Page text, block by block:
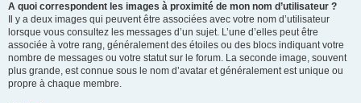
A quoi correspondent les images à proximité de mon nom d’utilisateur ?
Il y a deux images qui peuvent être associées avec votre nom d’utilisateur
lorsque vous consultez les messages d’un sujet. L’une d’elles peut être
associée à votre rang, généralement des étoiles ou des blocs indiquant votre
nombre de messages ou votre statut sur le forum. La seconde image, souvent
plus grande, est connue sous le nom d’avatar et généralement est unique ou
propre à chaque membre.